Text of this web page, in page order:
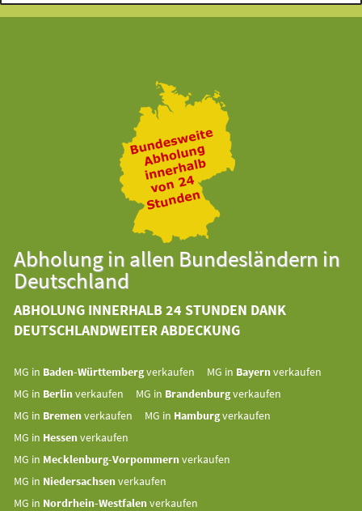
Abholung in allen Bundesländern in
Deutschland
ABHOLUNG INNERHALB 24 STUNDEN DANK
DEUTSCHLANDWEITER ABDECKUNG
MG in Baden-Württembergverkaufen MG in Bayernverkaufen
MG in Berlinverkaufen MG in Brandenburgverkaufen
MG in Bremenverkaufen MG in Hamburgverkaufen
MG in Hessenverkaufen
MG in Mecklenburg-Vorpommernverkaufen
MG in Niedersachsenverkaufen
MG in Nordrhein-Westfalenverkaufen